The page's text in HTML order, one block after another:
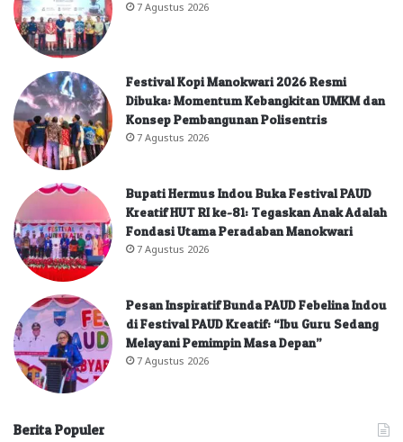
7 Agustus 2026
Festival Kopi Manokwari 2026 Resmi
Dibuka: Momentum Kebangkitan UMKM dan
Konsep Pembangunan Polisentris
7 Agustus 2026
Bupati Hermus Indou Buka Festival PAUD
Kreatif HUT RI ke-81: Tegaskan Anak Adalah
Fondasi Utama Peradaban Manokwari
7 Agustus 2026
Pesan Inspiratif Bunda PAUD Febelina Indou
di Festival PAUD Kreatif: “Ibu Guru Sedang
Melayani Pemimpin Masa Depan”
7 Agustus 2026
Berita Populer